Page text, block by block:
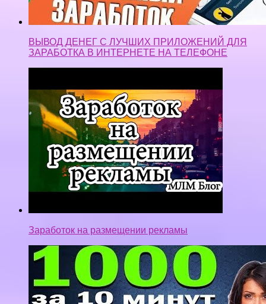
ВЫВОД ДЕНЕГ С ЛУЧШИХ ПРИЛОЖЕНИЙ ДЛЯ
ЗАРАБОТКА В ИНТЕРНЕТЕ НА ТЕЛЕФОНЕ
Заработок на размещении рекламы